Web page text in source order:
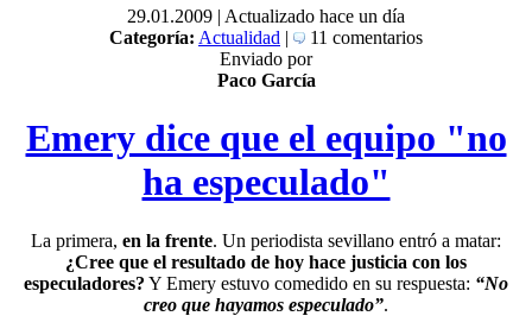
29.01.2009 | Actualizado hace un día
Categoría: Actualidad |
11 comentarios
Enviado por
Paco García
Emery dice que el equipo "no
ha especulado"
La primera, en la frente. Un periodista sevillano entró a matar:
¿Cree que el resultado de hoy hace justicia con los
especuladores? Y Emery estuvo comedido en su respuesta: “No
creo que hayamos especulado”.